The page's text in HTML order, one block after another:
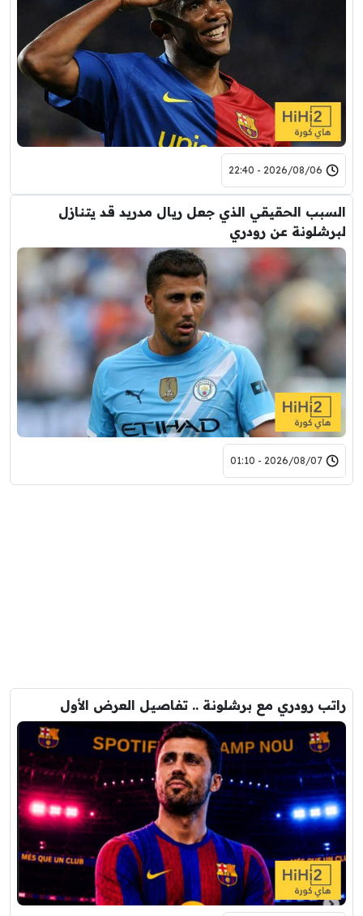
2026/08/06 - 22:40
السبب الحقيقي الذي جعل ريال مدريد قد يتنازل
لبرشلونة عن رودري
2026/08/07 - 01:10
راتب رودري مع برشلونة .. تفاصيل العرض الأول